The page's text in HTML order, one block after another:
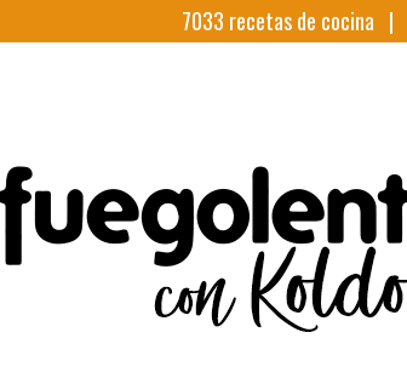
7033 recetas de cocina |